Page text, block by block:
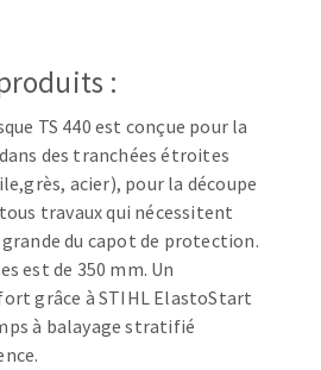
LE TRAVAIL DU MÉTAL
:
TS 440 est conçue pour la
des tranchées étroites
acier), pour la découpe
travaux qui nécessitent
du capot de protection.
est de 350 mm. Un
grâce à STIHL ElastoStart
à balayage stratifié